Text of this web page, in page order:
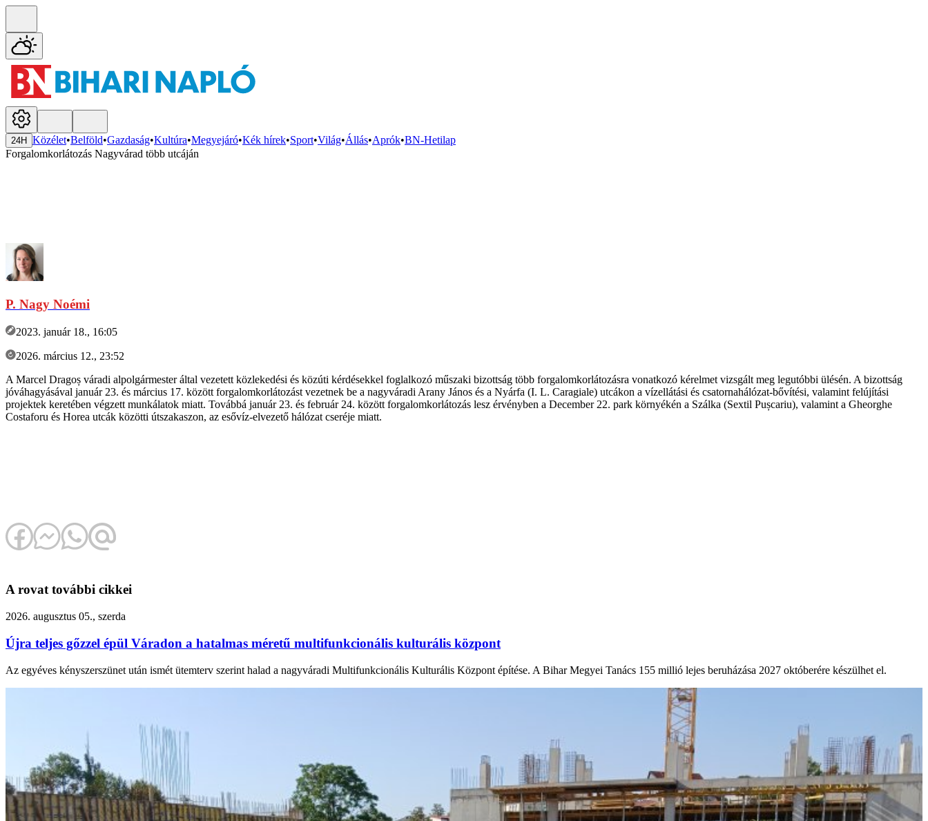
24H Közélet•Belföld•Gazdaság•Kultúra•Megyejáró•Kék hírek•Sport•Világ•Állás•Aprók•BN-Hetilap
Forgalomkorlátozás Nagyvárad több utcáján
P. Nagy Noémi
2023. január 18., 16:05
2026. március 12., 23:52
A Marcel Dragoș váradi alpolgármester által vezetett közlekedési és közúti kérdésekkel foglalkozó műszaki bizottság több forgalomkorlátozásra vonatkozó kérelmet vizsgált meg legutóbbi ülésén. A bizottság
jóváhagyásával január 23. és március 17. között forgalomkorlátozást vezetnek be a nagyváradi Arany János és a Nyárfa (I. L. Caragiale) utcákon a vízellátási és csatornahálózat-bővítési, valamint felújítási
projektek keretében végzett munkálatok miatt. Továbbá január 23. és február 24. között forgalomkorlátozás lesz érvényben a December 22. park környékén a Szálka (Sextil Pușcariu), valamint a Gheorghe
Costaforu és Horea utcák közötti útszakaszon, az esővíz-elvezető hálózat cseréje miatt.
A rovat további cikkei
2026. augusztus 05., szerda
Újra teljes gőzzel épül Váradon a hatalmas méretű multifunkcionális kulturális központ
Az egyéves kényszerszünet után ismét ütemterv szerint halad a nagyváradi Multifunkcionális Kulturális Központ építése. A Bihar Megyei Tanács 155 millió lejes beruházása 2027 októberére készülhet el.